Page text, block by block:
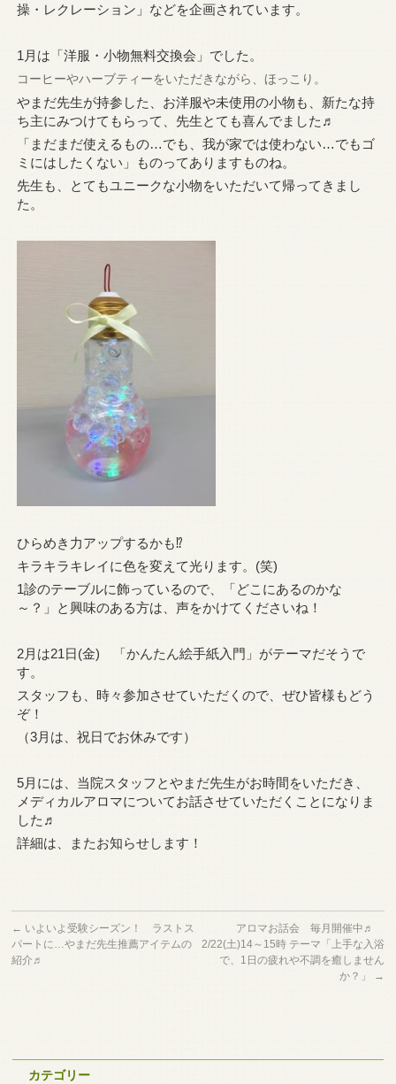
操・レクレーション」などを企画されています。
1月は「洋服・小物無料交換会」でした。
コーヒーやハーブティーをいただきながら、ほっこり。
やまだ先生が持参した、お洋服や未使用の小物も、新たな持
ち主にみつけてもらって、先生とても喜んでました♬
「まだまだ使えるもの…でも、我が家では使わない…でもゴ
ミにはしたくない」ものってありますものね。
先生も、とてもユニークな小物をいただいて帰ってきまし
た。
ひらめき力アップするかも⁉
キラキラキレイに色を変えて光ります。(笑)
1診のテーブルに飾っているので、「どこにあるのかな
～？」と興味のある方は、声をかけてくださいね！
2月は21日(金) 「かんたん絵手紙入門」がテーマだそうで
す。
スタッフも、時々参加させていただくので、ぜひ皆様もどう
ぞ！
（3月は、祝日でお休みです）
5月には、当院スタッフとやまだ先生がお時間をいただき、
メディカルアロマについてお話させていただくことになりま
した♬
詳細は、またお知らせします！
← いよいよ受験シーズン！ ラストス
パートに…やまだ先生推薦アイテムの
紹介♬
アロマお話会 毎月開催中♬
2/22(土)14～15時 テーマ「上手な入浴
で、1日の疲れや不調を癒しません
か？」
→
カテゴリー